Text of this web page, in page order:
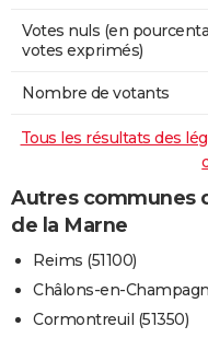
Votes nuls (en
votes exprimés)
Nombre de votants
Tous les résultats des
Autres communes
de la Marne
Reims (51100)
Châlons-en-
Cormontreuil (51350)